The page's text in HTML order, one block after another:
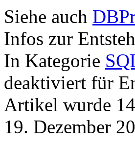
Siehe auch
Infos zur
In Kategorie
deaktiviert für
Artikel wurde
19. Dezember